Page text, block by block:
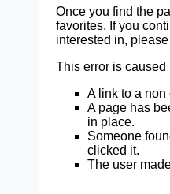
Once you find the
favorites. If you
interested in, please
This error is caused
A link to a
A page has
in place.
Someone
clicked it.
The user